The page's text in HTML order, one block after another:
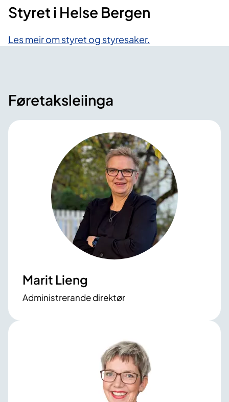
​​Styret i Helse Bergen
Les meir om styret og styresaker.
Føretaksleiinga​
Marit Lieng
Administrerande direktør